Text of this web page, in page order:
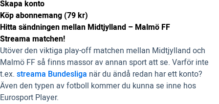
Skapa konto
Köp abonnemang (79 kr)
Hitta sändningen mellan Midtjylland – Malmö FF
Streama matchen!
Utöver den viktiga play-off matchen mellan Midtjylland och
Malmö FF så finns massor av annan sport att se. Varför inte
t.ex. streama Bundesliga när du ändå redan har ett konto?
Även den typen av fotboll kommer du kunna se inne hos
Eurosport Player.